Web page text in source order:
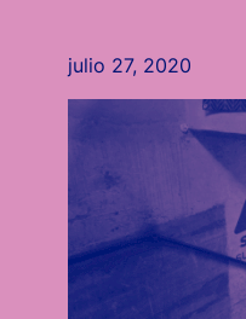
julio 27, 2020